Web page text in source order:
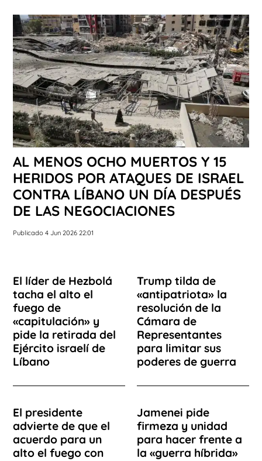
AL MENOS OCHO MUERTOS Y 15
HERIDOS POR ATAQUES DE ISRAEL
CONTRA LÍBANO UN DÍA DESPUÉS
DE LAS NEGOCIACIONES
Publicado 4 Jun 2026 22:01
El líder de Hezbolá
tacha el alto el
fuego de
«capitulación» y
pide la retirada del
Ejército israelí de
Líbano
Trump tilda de
«antipatriota» la
resolución de la
Cámara de
Representantes
para limitar sus
poderes de guerra
El presidente
advierte de que el
acuerdo para un
alto el fuego con
Jamenei pide
firmeza y unidad
para hacer frente a
la «guerra híbrida»